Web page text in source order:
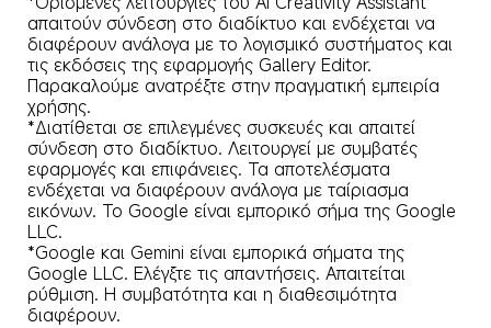
απαιτούν σύνδεση στο διαδίκτυο και ενδέχεται να
διαφέρουν ανάλογα με το λογισμικό συστήματος και
τις εκδόσεις της εφαρμογής Gallery Editor.
Παρακαλούμε ανατρέξτε στην πραγματική εμπειρία
χρήσης.
*Διατίθεται σε επιλεγμένες συσκευές και απαιτεί
σύνδεση στο διαδίκτυο. Λειτουργεί με συμβατές
εφαρμογές και επιφάνειες. Τα αποτελέσματα
ενδέχεται να διαφέρουν ανάλογα με ταίριασμα
εικόνων. Το Google είναι εμπορικό σήμα της Google
LLC.
*Google και Gemini είναι εμπορικά σήματα της
Google LLC. Ελέγξτε τις απαντήσεις. Απαιτείται
ρύθμιση. Η συμβατότητα και η διαθεσιμότητα
διαφέρουν.